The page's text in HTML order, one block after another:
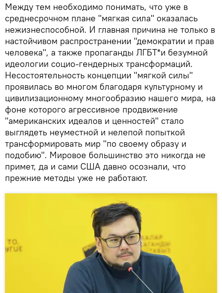
Между тем необходимо понимать, что уже в
среднесрочном плане "мягкая сила" оказалась
нежизнеспособной. И главная причина не только в
настойчивом распространении "демократии и прав
человека", а также пропаганды ЛГБТ*и безумной
идеологии социо-гендерных трансформаций.
Несостоятельность концепции "мягкой силы"
проявилась во многом благодаря культурному и
цивилизационному многообразию нашего мира, на
фоне которого агрессивное продвижение
"американских идеалов и ценностей" стало
выглядеть неуместной и нелепой попыткой
трансформировать мир "по своему образу и
подобию". Мировое большинство это никогда не
примет, да и сами США давно осознали, что
прежние методы уже не работают.